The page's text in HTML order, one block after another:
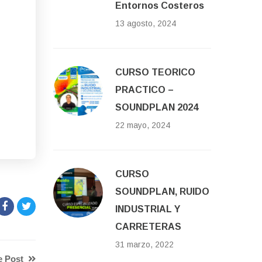
Post
Entornos Costeros
13 agosto, 2024
CURSO TEORICO
PRACTICO –
SOUNDPLAN 2024
22 mayo, 2024
CURSO
SOUNDPLAN, RUIDO
INDUSTRIAL Y
CARRETERAS
31 marzo, 2022